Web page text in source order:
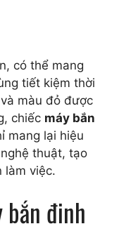
có thể mang
tiết kiệm thời
màu đỏ được
chiếc máy bắn
mang lại hiệu
thuật, tạo
làm việc.
bắn đinh